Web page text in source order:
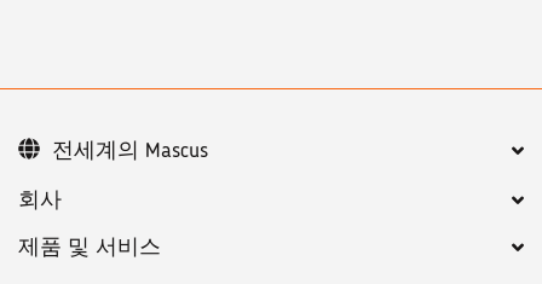
회사
제품 및 서비스
전세계의 Mascus